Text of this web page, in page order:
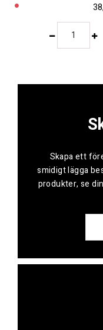
Skapa ett
smidigt lägga
produkter, se